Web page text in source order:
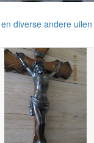
diverse andere uilen